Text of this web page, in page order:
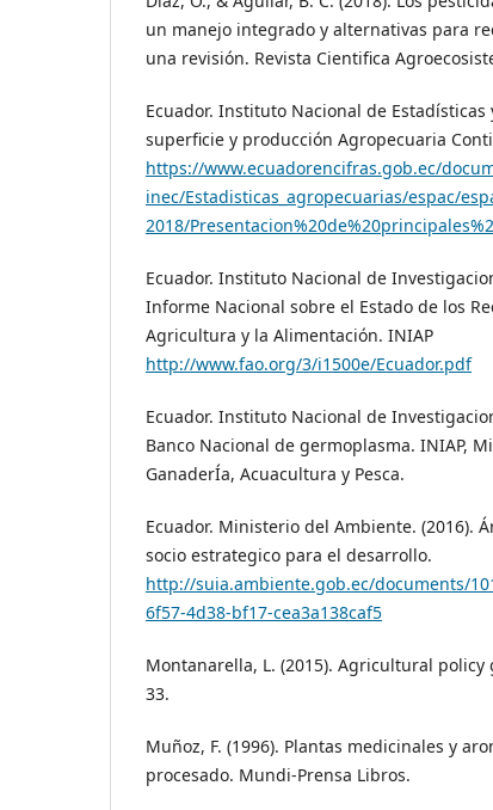
un manejo integrado y alternativas para
una revisión. Revista Cientifica
Ecuador. Instituto Nacional de Estadísticas
superficie y producción Agropecuaria
https://www.ecuadorencifras.gob.ec/
inec/Estadisticas_agropecuarias/espac/
2018/
Ecuador. Instituto Nacional de
Informe Nacional sobre el Estado de los
Agricultura y la Alimentación. INIAP
http://www.fao.org/3/i1500e/Ecuador.pdf
Ecuador. Instituto Nacional de
Banco Nacional de germoplasma. INIAP,
GanaderÍa, Acuacultura y Pesca.
Ecuador. Ministerio del Ambiente. (2016).
socio estrategico para el desarrollo.
http://suia.ambiente.gob.ec/documents/
6f57-4d38-bf17-cea3a138caf5
Montanarella, L. (2015). Agricultural policy
33.
Muñoz, F. (1996). Plantas medicinales y
procesado. Mundi-Prensa Libros.